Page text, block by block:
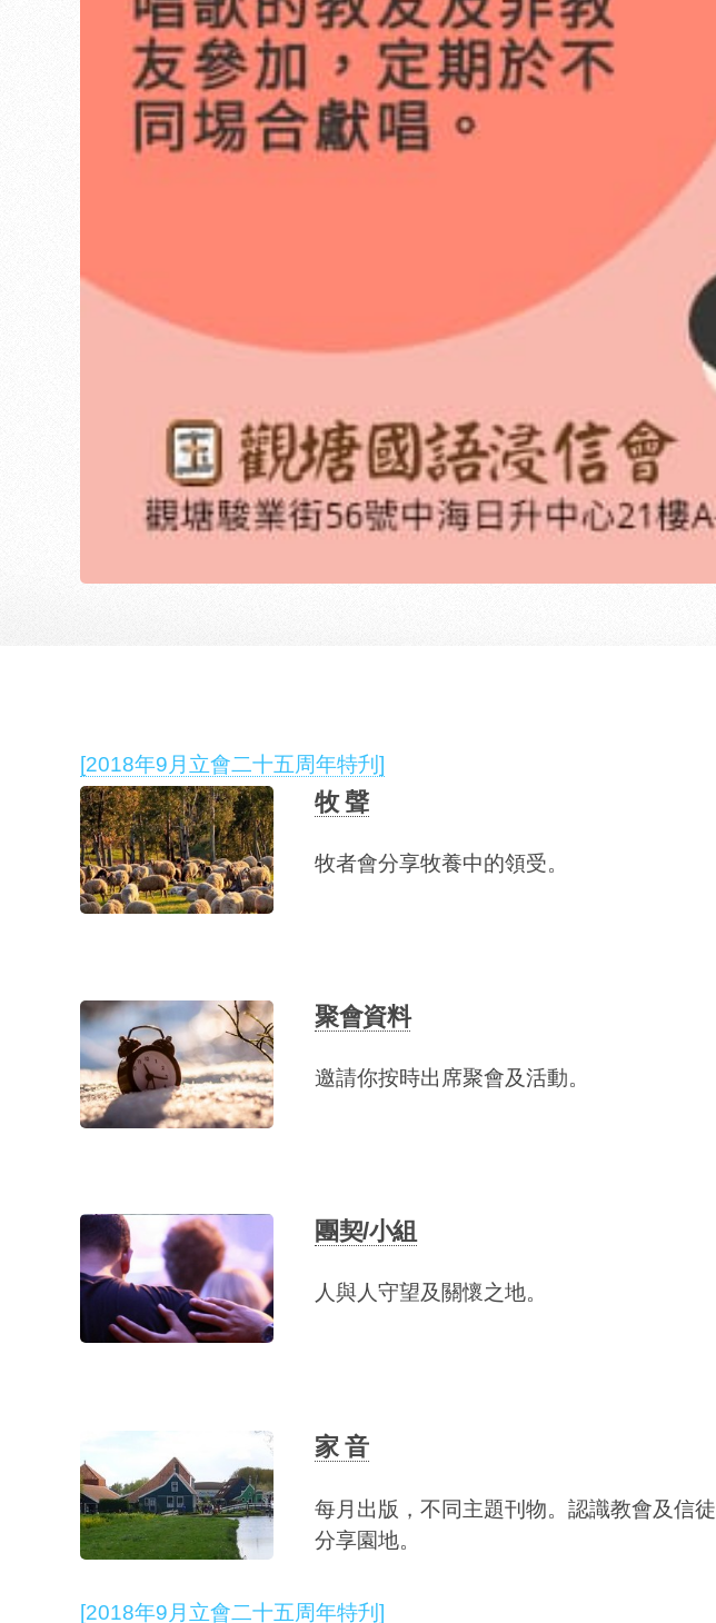
[2018年9月立會二十五周年特刋]
牧 聲
牧者會分享牧養中的領受。
聚會資料
邀請你按時出席聚會及活動。
團契/小組
人與人守望及關懷之地。
家 音
每月出版，不同主題刊物。認識教會及信徒
分享園地。
[2018年9月立會二十五周年特刋]